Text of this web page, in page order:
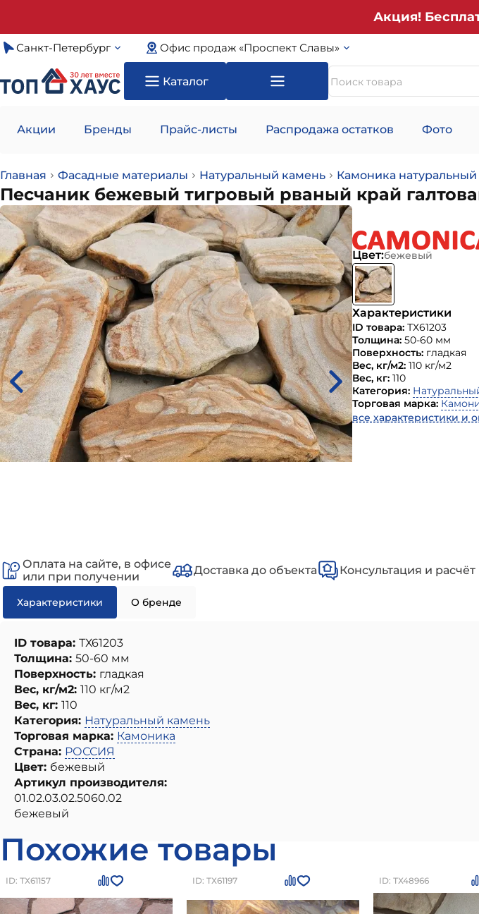
Акция!
Санкт-Петербург Офис продаж «Проспект Славы»
Каталог
Акции Бренды Прайс-листы Распродажа остатков Фото
Главная Фасадные материалы Натуральный камень Камоника
Песчаник бежевый тигровый рваный край
Цвет:бежевый
Характеристики
ID товара: ТХ61203
Толщина: 50-60 мм
Поверхность: гладкая
Вес, кг/м2: 110 кг/м2
Вес, кг: 110
Категория:
Торговая марка:
все характеристики и
Оплата на сайте, в офисе
или при получении
Доставка до объекта Консультация и расчёт
Характеристики О бренде
ID товара: ТХ61203
Толщина: 50-60 мм
Поверхность: гладкая
Вес, кг/м2: 110 кг/м2
Вес, кг: 110
Категория: Натуральный камень
Торговая марка: Камоника
Страна: РОССИЯ
Цвет: бежевый
Артикул производителя:
01.02.03.02.5060.02
бежевый
Похожие товары
ID: ТХ61157 ID: ТХ61197 ID: ТХ48966